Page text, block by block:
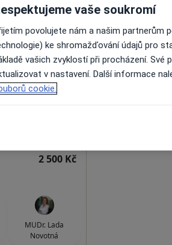
Ortoped
2 500 Kč
MUDr. Lada
Novotná
Dnes
8 Srpen
vaše soukromí
povolujete nám a našim partnerům
ke shromažďování údajů pro
vašich zvyklostí při procházení.
v nastavení. Další informace
cookie.